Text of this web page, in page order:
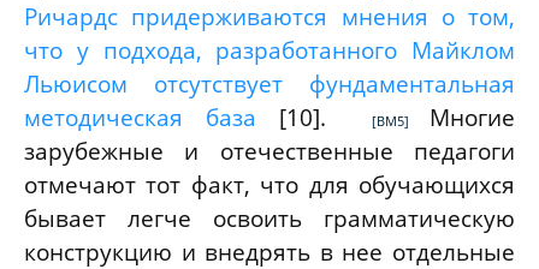
Ричардс придерживаются мнения о том,
что у подхода, разработанного Майклом
Льюисом отсутствует фундаментальная
методическая база [10]. [ВМ5] Многие
зарубежные и отечественные педагоги
отмечают тот факт, что для обучающихся
бывает легче освоить грамматическую
конструкцию и внедрять в нее отдельные